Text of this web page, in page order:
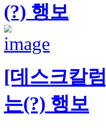
(?) 행보
[데스크칼
는(?) 행보